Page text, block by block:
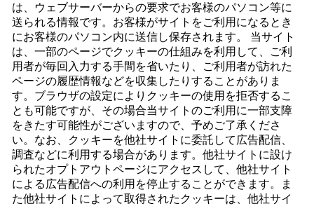
は、ウェブサーバーからの要求でお客様のパソコン等に
送られる情報です。お客様がサイトをご利用になるとき
にお客様のパソコン内に送信し保存されます。 当サイト
は、一部のページでクッキーの仕組みを利用して、ご利
用者が毎回入力する手間を省いたり、ご利用者が訪れた
ページの履歴情報などを収集したりすることがありま
す。ブラウザの設定によりクッキーの使用を拒否するこ
とも可能ですが、その場合当サイトのご利用に一部支障
をきたす可能性がございますので、予めご了承くださ
い。なお、クッキーを他社サイトに委託して広告配信、
調査などに利用する場合があります。他社サイトに設け
られたオプトアウトページにアクセスして、他社サイト
による広告配信への利用を停止することができます。ま
た他社サイトによって取得されたクッキーは、他社サイ